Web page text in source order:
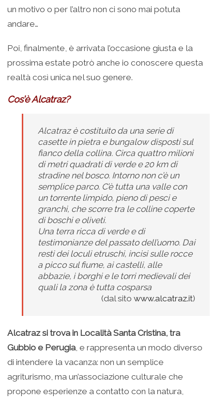
un motivo o per l’altro non ci sono mai potuta
andare…
Poi, finalmente, è arrivata l’occasione giusta e la
prossima estate potrò anche io conoscere questa
realtà così unica nel suo genere.
Cos’è Alcatraz?
Alcatraz è costituito da una serie di
casette in pietra e bungalow disposti sul
fianco della collina. Circa quattro milioni
di metri quadrati di verde e 20 km di
stradine nel bosco. Intorno non c’è un
semplice parco. C’è tutta una valle con
un torrente limpido, pieno di pesci e
granchi, che scorre tra le colline coperte
di boschi e oliveti.
Una terra ricca di verde e di
testimonianze del passato dell’uomo. Dai
resti dei loculi etruschi, incisi sulle rocce
a picco sul fiume, ai castelli, alle
abbazie, i borghi e le torri medievali dei
quali la zona è tutta cosparsa
(dal sito www.alcatraz.it)
Alcatraz si trova in Località Santa Cristina, tra
Gubbio e Perugia, e rappresenta un modo diverso
di intendere la vacanza: non un semplice
agriturismo, ma un’associazione culturale che
propone esperienze a contatto con la natura,